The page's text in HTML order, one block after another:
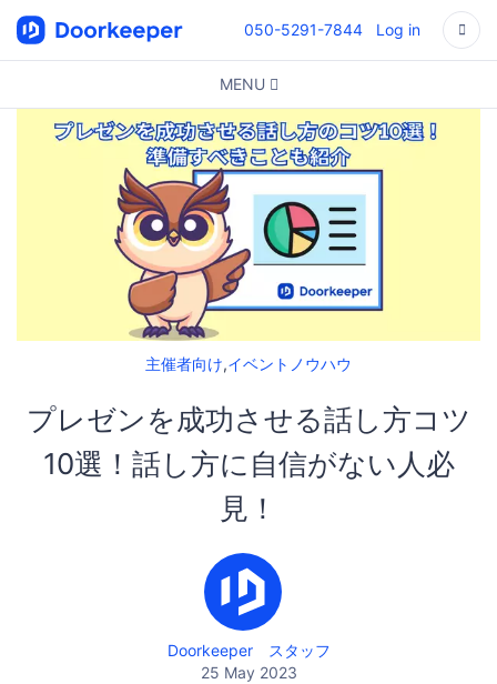
050-5291-7844 Log in
MENU
主催者向け,イベントノウハウ
プレゼンを成功させる話し方コツ
10選！話し方に自信がない人必
見！
Doorkeeper スタッフ
25 May 2023